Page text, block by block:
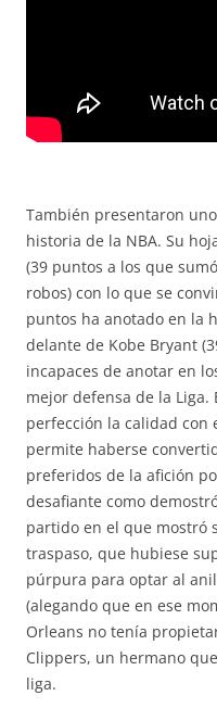
También presentaron
historia de la NBA. Su
(39 puntos a los que
robos) con lo que se
puntos ha anotado en la
delante de Kobe Bryant
incapaces de anotar en
mejor defensa de la Liga.
perfección la calidad con
permite haberse
preferidos de la afición
desafiante como
partido en el que mostró
traspaso, que hubiese
púrpura para optar al
(alegando que en ese
Orleans no tenía
Clippers, un hermano
liga.